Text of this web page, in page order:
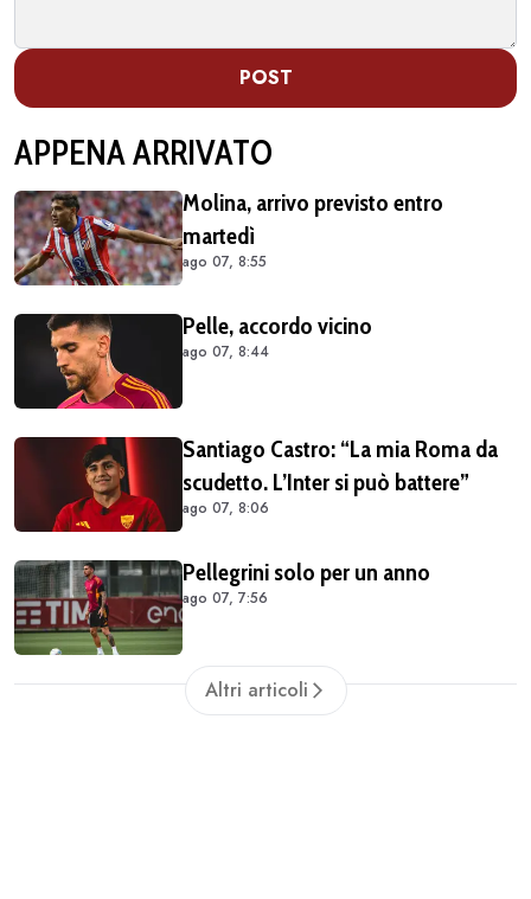
POST
APPENA ARRIVATO
Molina, arrivo previsto entro
martedì
ago 07, 8:55
Pelle, accordo vicino
ago 07, 8:44
Santiago Castro: “La mia Roma da
scudetto. L’Inter si può battere”
ago 07, 8:06
Pellegrini solo per un anno
ago 07, 7:56
Altri articoli